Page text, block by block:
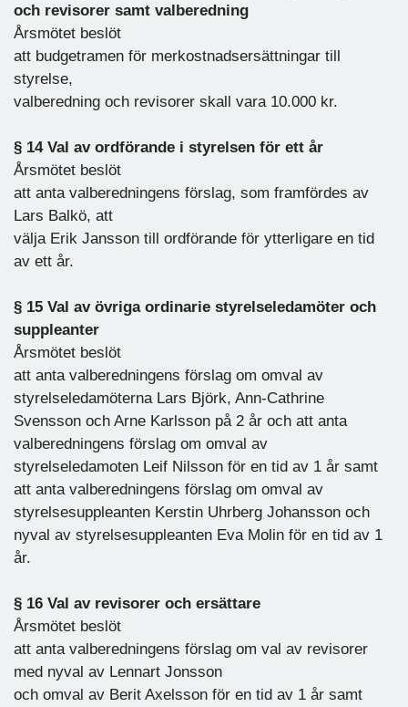
och revisorer samt valberedning
Årsmötet beslöt
att budgetramen för merkostnadsersättningar till
styrelse,
valberedning och revisorer skall vara 10.000 kr.
§ 14 Val av ordförande i styrelsen för ett år
Årsmötet beslöt
att anta valberedningens förslag, som framfördes av
Lars Balkö, att
välja Erik Jansson till ordförande för ytterligare en tid
av ett år.
§ 15 Val av övriga ordinarie styrelseledamöter och
suppleanter
Årsmötet beslöt
att anta valberedningens förslag om omval av
styrelseledamöterna Lars Björk, Ann-Cathrine
Svensson och Arne Karlsson på 2 år och att anta
valberedningens förslag om omval av
styrelseledamoten Leif Nilsson för en tid av 1 år samt
att anta valberedningens förslag om omval av
styrelsesuppleanten Kerstin Uhrberg Johansson och
nyval av styrelsesuppleanten Eva Molin för en tid av 1
år.
§ 16 Val av revisorer och ersättare
Årsmötet beslöt
att anta valberedningens förslag om val av revisorer
med nyval av Lennart Jonsson
och omval av Berit Axelsson för en tid av 1 år samt